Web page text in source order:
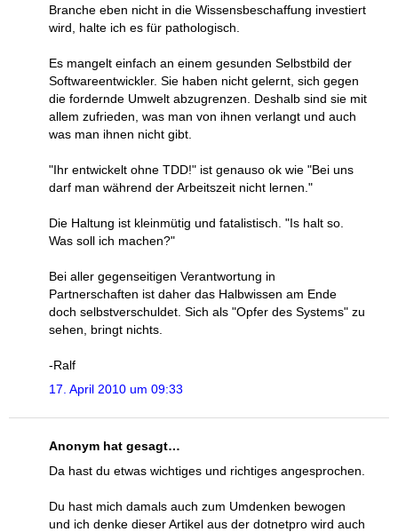
Branche eben nicht in die Wissensbeschaffung investiert
wird, halte ich es für pathologisch.
Es mangelt einfach an einem gesunden Selbstbild der
Softwareentwickler. Sie haben nicht gelernt, sich gegen
die fordernde Umwelt abzugrenzen. Deshalb sind sie mit
allem zufrieden, was man von ihnen verlangt und auch
was man ihnen nicht gibt.
"Ihr entwickelt ohne TDD!" ist genauso ok wie "Bei uns
darf man während der Arbeitszeit nicht lernen."
Die Haltung ist kleinmütig und fatalistisch. "Is halt so.
Was soll ich machen?"
Bei aller gegenseitigen Verantwortung in
Partnerschaften ist daher das Halbwissen am Ende
doch selbstverschuldet. Sich als "Opfer des Systems" zu
sehen, bringt nichts.
-Ralf
17. April 2010 um 09:33
Anonym hat gesagt…
Da hast du etwas wichtiges und richtiges angesprochen.
Du hast mich damals auch zum Umdenken bewogen
und ich denke dieser Artikel aus der dotnetpro wird auch